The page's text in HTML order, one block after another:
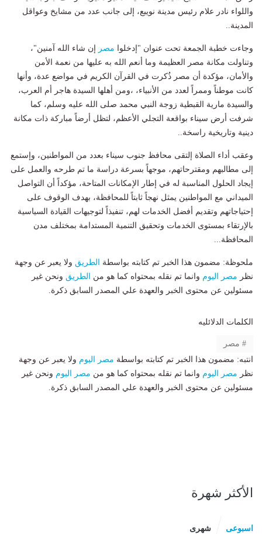
واللواء نادر علام رئيس مدينة نويبع، إلى جانب عدد من مشايخ وعواقل
المدينة..
وجاءت خطبة الجمعة تحت عنوان "إدخلوا مصر
إن شاء الله آمنين"،
وتناولت مكانة مصر العظيمة وما أنعم الله به عليها من نعمة الأمن
والأمان، مؤكدة أن مصر ذُكرت في القرآن الكريم في مواضع عدة، وأنها
كانت موطناً وممراً لعدد من الأنبياء، ،ومن أهلها السيدة هاجر أم العرب،
والسيدة مارية القبطية زوجة النبي محمد صلى الله عليه وسلم، كما
شرفت أرض سيناء بواقعة التجلي الأعظم، لتظل أرضاً مباركة ذات مكانة
دينية وتاريخية راسخة..
وعقب أداء الصلاة إلتقى محافظ جنوب سيناء بعدد من المواطنين، وإستمع
إلى مطالبهم ومقترحاتهم، موجهاً بسرعة دراسة ما تم طرحه والعمل على
إيجاد الحلول المناسبة له في إطار الإمكانات المتاحة، مؤكداً أن التواصل
الميداني مع المواطنين يمثل نهجاً ثابتاً للمحافظة، بهدف الوقوف على
إحتياجاتهم وتقديم أفضل الخدمات لهم، تنفيذاً لتوجيهات القيادة السياسية
بالإرتقاء بمستوى الخدمات وتحقيق التنمية المستدامة بمختلف مدن
المحافظة...
ملحوظة: مضمون هذا الخبر تم كتابته بواسطة الطريق ولا يعبر عن وجهة
نظر مصر اليوم وانما تم نقله بمحتواه كما هو من الطريق ونحن غير
مسئولين عن محتوى الخبر والعهدة علي المصدر السابق ذكرة.
الكلمات الدلائليه
مصر
انتبه: مضمون هذا الخبر تم كتابته بواسطة مصر اليوم ولا يعبر عن وجهة
نظر مصر اليوم وانما تم نقله بمحتواه كما هو من مصر اليوم ونحن غير
مسئولين عن محتوى الخبر والعهدة علي المصدر السابق ذكرة.
الأكثر شهرة
اسبوعى شهرى